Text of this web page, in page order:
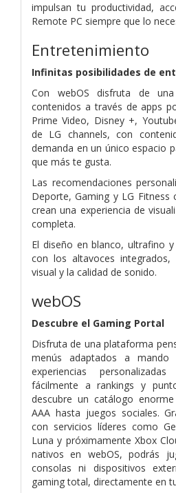
impulsan tu productividad,
Remote PC siempre que lo
Entretenimiento
Infinitas posibilidades de
Con webOS disfruta de
contenidos a través de apps
Prime Video, Disney +,
de LG channels, con
demanda en un único espacio
que más te gusta.
Las recomendaciones
Deporte, Gaming y LG
crean una experiencia de
completa.
El diseño en blanco, ultrafino
con los altavoces
visual y la calidad de sonido.
webOS
Descubre el Gaming Portal
Disfruta de una plataforma
menús adaptados a
experiencias
fácilmente a rankings y
descubre un catálogo
AAA hasta juegos sociales.
con servicios líderes como
Luna y próximamente Xbox
nativos en webOS, podrás
consolas ni dispositivos
gaming total, directamente en